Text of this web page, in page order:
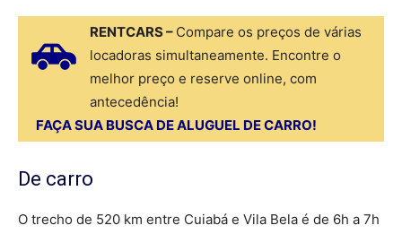
RENTCARS – Compare os preços de várias
locadoras simultaneamente. Encontre o
melhor preço e reserve online, com
antecedência!
FAÇA SUA BUSCA DE ALUGUEL DE CARRO!
De carro
O trecho de 520 km entre Cuiabá e Vila Bela é de 6h a 7h